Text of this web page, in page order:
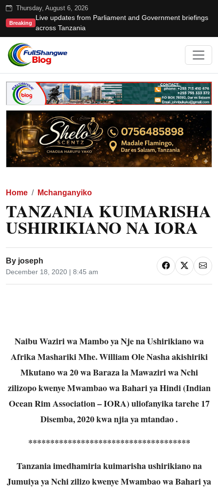
Thursday, August 6, 2026
Breaking
Live updates from Parliament and Government briefings
across Tanzania
Home Mchanganyiko
TANZANIA KUIMARISHA
USHIRIKIANO NA IORA
By joseph
December 18, 2020 | 8:45 am
Naibu Waziri wa Mambo ya Nje na Ushirikiano wa
Afrika Mashariki Mhe. William Ole Nasha akishiriki
Mkutano wa 20 wa Baraza la Mawaziri wa Nchi
zilizopo kwenye Mwambao wa Bahari ya Hindi (Indian
Ocean Rim Association – IORA) uliofanyika tarehe 17
Disemba, 2020 kwa njia ya mtandao .
*************************************
Tanzania imedhamiria kuimarisha ushirikiano na
Jumuiya ya Nchi zilizo kwenye Mwambao wa Bahari ya